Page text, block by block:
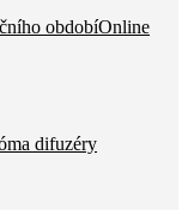
obdobíOnline
difuzéry